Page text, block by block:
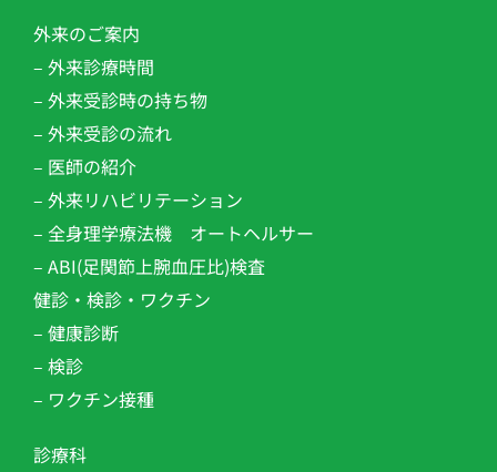
外来のご案内
– 外来診療時間
– 外来受診時の持ち物
– 外来受診の流れ
– 医師の紹介
– 外来リハビリテーション​
– 全身理学療法機 オートヘルサー
– ABI(足関節上腕血圧比)検査
健診・検診・ワクチン
– 健康診断
– 検診
– ワクチン接種
診療科